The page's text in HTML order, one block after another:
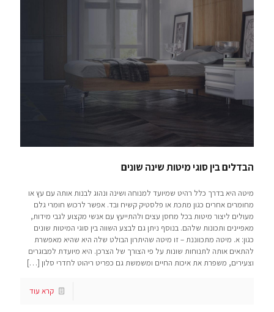
הבדלים בין סוגי מיטות שינה שונים
מיטה היא בדרך כלל רהיט שמיועד למנוחה ושינה ונהוג לבנות אותה עם עץ או
מחומרים אחרים כגון מתכת או פלסטיק קשיח ובד. אפשר לרכוש חומרי גלם
מעולים ליצור מיטות בכל מחסן עצים ולהתייעץ עם אנשי מקצוע לגבי מידות,
מאפיינים ותכונות שלהם. בנוסף ניתן גם לבצע השווה בין סוגי המיטות שונים
כגון: א. מיטה מתכווננת – זו מיטה שהיתרון הבולט שלה היא שהיא מאפשרת
להתאים אותה לתנוחות שונות על פי הצורך של הצרכן. היא מיועדת למבוגרים
וצעירים, משפרת את איכות החיים ומשמשת גם כפריט ריהוט לחדרי סלון […]
קרא עוד